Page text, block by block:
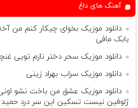
آهنگ های داغ
دانلود موزیک بخوای چیکار کنم من
بابک مافی
دانلود موزیک سحر دختر نازم تویی
دانلود موزیک سراب بهراد زینی
دانلود موزیک عشق من باخت نشو
ژلوفین نیست تسکین این سر درد